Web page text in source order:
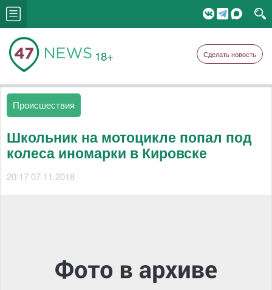
18+ Сделать новость
Происшествия
Школьник на мотоцикле попал под
колеса иномарки в Кировске
20:17 07.11.2018